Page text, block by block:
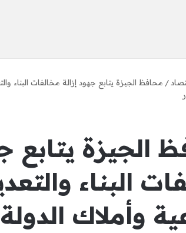
/ محافظ الجيزة يتابع جهود إزالة مخالفات البناء
الجيزة يتابع
البناء
وأملاك